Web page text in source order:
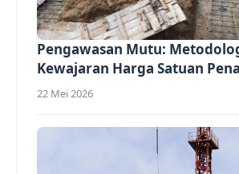
Pengawasan Mutu:
Kewajaran Harga Satuan
22 Mei 2026